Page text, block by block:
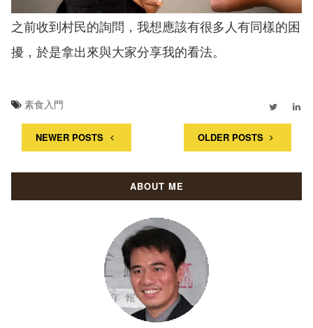
之前收到村民的詢問，我想應該有很多人有同樣的困
擾，於是拿出來與大家分享我的看法。
素食入門
NEWER POSTS OLDER POSTS
ABOUT ME